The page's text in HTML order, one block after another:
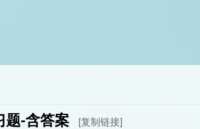
题-含答案
[复制链接]